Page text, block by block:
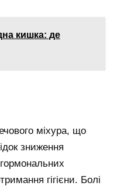
кишка: де
міхура, що
зниження
гігієни. Болі